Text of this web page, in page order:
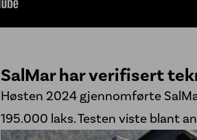
SalMar har verifisert
Høsten 2024 gjennomførte
195.000 laks. Testen viste blant